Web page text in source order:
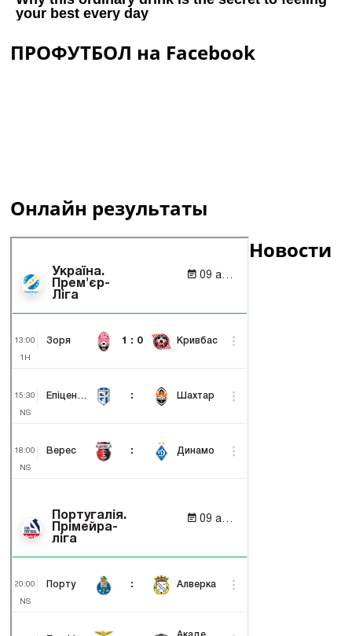
ПРОФУТБОЛ на Facebook
Онлайн результаты
Новости